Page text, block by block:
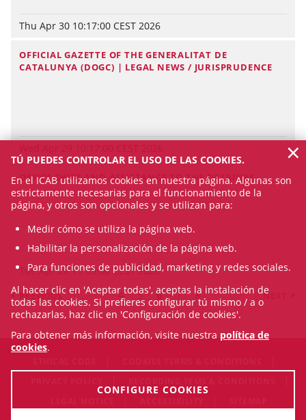
Thu Apr 30 10:17:00 CEST 2026
OFFICIAL GAZETTE OF THE GENERALITAT DE
CATALUNYA (DOGC) | LEGAL NEWS / JURISPRUDENCE
OFFICE SHIFT AND ASSISTANCE TO THE DETAINEE
Tue Apr 28 11:09:00 CEST 2026
PREVIOUS 4 5 6 7 8 NEXT
TÚ PUEDES CONTROLAR EL USO DE LAS COOKIES.
En el ICAB utilizamos cookies en nuestra página. Algunas son
estrictamente necesarias para el funcionamiento de la
página, y otros son opcionales y se utilizan para:
Medir cómo se utiliza la página web.
Habilitar la personalización de la página web.
Para funciones de publicidad, marketing y redes sociales.
Al hacer clic en 'Aceptar todas', aceptas la instalación de
todas las cookies. Si prefieres configurar tú mismo / a o
rechazarlas, haz clic en 'Configuración de cookies'.
Para obtener más información, visite nuestra política de
cookies.
CONFIGURE COOKIES
×